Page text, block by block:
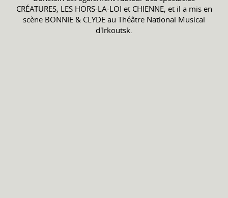
CRÉATURES, LES HORS-LA-LOI et CHIENNE, et il a mis en
scène BONNIE & CLYDE au Théâtre National Musical
d'Irkoutsk.